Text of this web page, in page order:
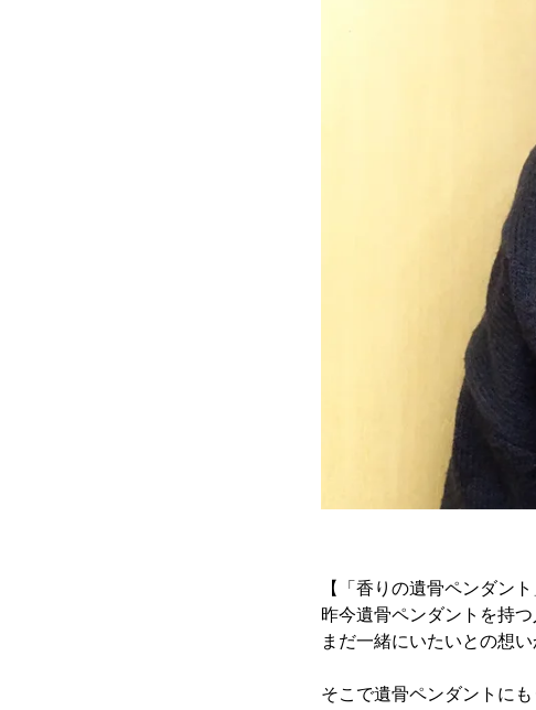
【「香りの遺骨ペンダント
昨今遺骨ペンダントを持つ
まだ一緒にいたいとの想い
そこで遺骨ペンダントに